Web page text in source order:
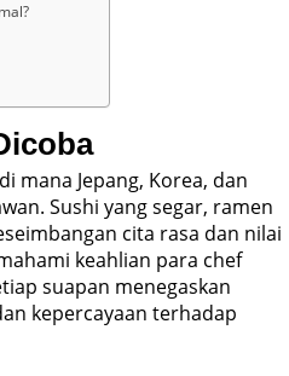
mana Jepang, Korea, dan
Sushi yang segar, ramen
cita rasa dan nilai
keahlian para chef
suapan menegaskan
kepercayaan terhadap